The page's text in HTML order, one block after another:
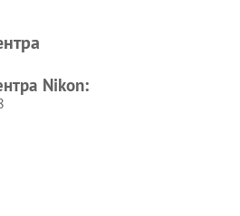
Nikon: